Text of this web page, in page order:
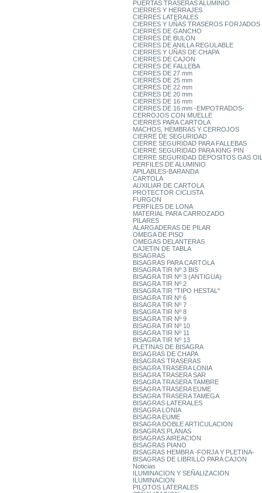
PUERTAS TRASERAS ALUMINIO
CIERRES Y HERRAJES
CIERRES LATERALES
CIERRES Y UÑAS TRASEROS FORJADOS
CIERRES DE GANCHO
CIERRES DE BULON
CIERRES DE ANILLA REGULABLE
CIERRES Y UÑAS DE CHAPA
CIERRES DE CAJON
CIERRES DE FALLEBA
CIERRES DE 27 mm
CIERRES DE 25 mm
CIERRES DE 22 mm
CIERRES DE 20 mm
CIERRES DE 16 mm
CIERRES DE 16 mm -EMPOTRADOS-
CERROJOS CON MUELLE
CIERRES PARA CARTOLA
MACHOS, HEMBRAS Y CERROJOS
CIERRE DE SEGURIDAD
CIERRE SEGURIDAD PARA FALLEBAS
CIERRE SEGURIDAD PARA KING PIN
CIERRE SEGURIDAD DEPOSITOS GAS
PERFILES DE ALUMINIO
APILABLES-BARANDA
CARTOLA
AUXILIAR DE CARTOLA
PROTECTOR CICLISTA
FURGON
PERFILES DE LONA
MATERIAL PARA CARROZADO
PILARES
ALARGADERAS DE PILAR
OMEGA DE PISO
OMEGAS DELANTERAS
CAJETIN DE TABLA
BISAGRAS
BISAGRAS PARA CARTOLA
BISAGRA TIR Nº 3 BIS
BISAGRA TIR Nº 3 (ANTIGUA)
BISAGRA TIR Nº 2
BISAGRA TIR "TIPO HESTAL"
BISAGRA TIR Nº 6
BISAGRA TIR Nº 7
BISAGRA TIR Nº 8
BISAGRA TIR Nº 9
BISAGRA TIR Nº 10
BISAGRA TIR Nº 11
BISAGRA TIR Nº 13
PLETINAS DE BISAGRA
BISAGRAS DE CHAPA
BISAGRAS TRASERAS
BISAGRA TRASERA LONIA
BISAGRA TRASERA SAR
BISAGRA TRASERA TAMBRE
BISAGRA TRASERA EUME
BISAGRA TRASERA TAMEGA
BISAGRAS LATERALES
BISAGRA LONIA
BISAGRA EUME
BISAGRA DOBLE ARTICULACION
BISAGRAS PLANAS
BISAGRAS AIREACION
BISAGRAS PIANO
BISAGRAS HEMBRA -FORJA Y PLETINA-
BISAGRAS DE LIBRILLO PARA CAJON
Noticias
ILUMINACION Y SEÑALIZACION
ILUMINACION
PILOTOS LATERALES